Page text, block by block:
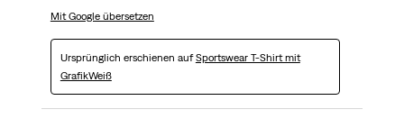
Mit Google übersetzen
Ursprünglich erschienen aufSportswear T-Shirt mit
GrafikWeiß